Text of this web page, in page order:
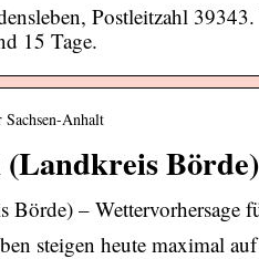
Postleitzahl
15 Tage.
Anhalt
Börde) – Wettervorhersage
steigen heute maximal